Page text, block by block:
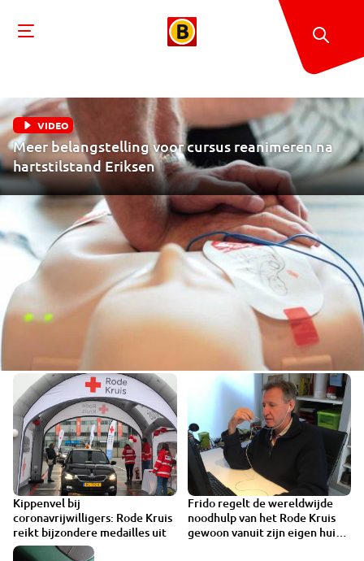
VIDEO
Meer belangstelling voor cursus reanimeren na
hartstilstand Eriksen
Kippenvel bij
coronavrijwilligers: Rode Kruis
reikt bijzondere medailles uit
VIDEO
Frido regelt de wereldwijde
noodhulp van het Rode Kruis
gewoon vanuit zijn eigen huis